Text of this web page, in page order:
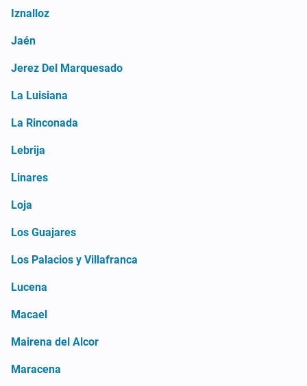
Iznalloz
Jaén
Jerez Del Marquesado
La Luisiana
La Rinconada
Lebrija
Linares
Loja
Los Guajares
Los Palacios y Villafranca
Lucena
Macael
Mairena del Alcor
Maracena